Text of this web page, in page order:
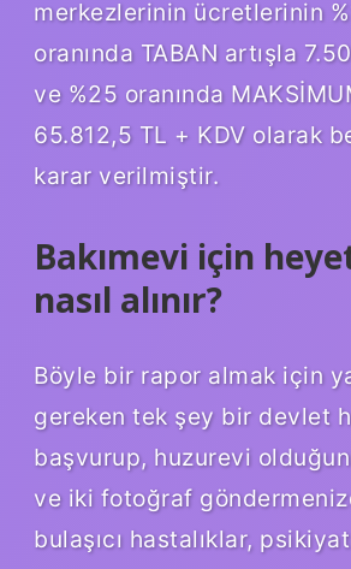
merkezlerinin ücretlerinin
oranında TABAN artışla
ve %25 oranında
65.812,5 TL + KDV olarak
karar verilmiştir.
Bakımevi için
nasıl alınır?
Böyle bir rapor almak için
gereken tek şey bir devlet
başvurup, huzurevi
ve iki fotoğraf
bulaşıcı hastalıklar,